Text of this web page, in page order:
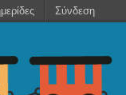
Σύνδεση